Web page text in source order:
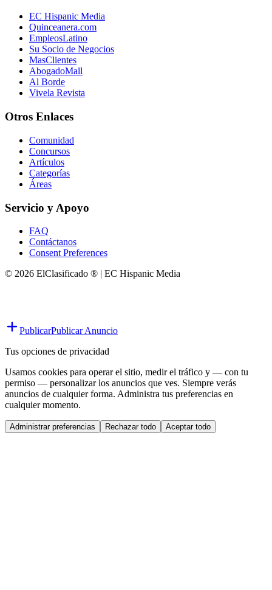
EC Hispanic Media
Quinceanera.com
EmpleosLatino
Su Socio de Negocios
MasClientes
AbogadoMall
Al Borde
Vivela Revista
Otros Enlaces
Comunidad
Concursos
Artículos
Categorías
Áreas
Servicio y Apoyo
FAQ
Contáctanos
Consent Preferences
© 2026 ElClasificado ® | EC Hispanic Media
PublicarPublicar Anuncio
Tus opciones de privacidad
Usamos cookies para operar el sitio, medir el tráfico y — con tu
permiso — personalizar los anuncios que ves. Siempre verás
anuncios de cualquier forma. Administra tus preferencias en
cualquier momento.
Administrar preferencias Rechazar todo Aceptar todo